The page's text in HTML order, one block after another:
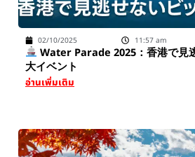
02/10/2025 11:57 am
Water Parade 2025：香港で見
大イベント
อ่านเพิ่มเติม